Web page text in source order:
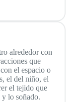
alrededor con
que
el espacio o
el del niño, el
el tejido que
y lo soñado.